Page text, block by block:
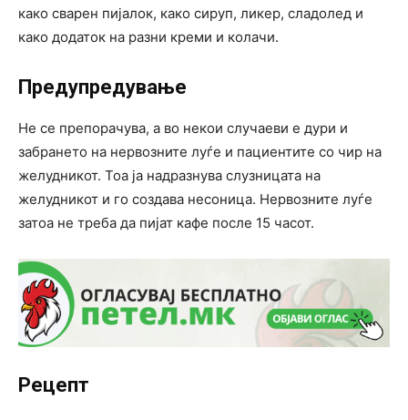
како сварен пијалок, како сируп, ликер, сладолед и
како додаток на разни креми и колачи.
Предупредување
Не се препорачува, а во некои случаеви е дури и
забрането на нервозните луѓе и пациентите со чир на
желудникот. Тоа ја надразнува слузницата на
желудникот и го создава несоница. Нервозните луѓе
затоа не треба да пијат кафе после 15 часот.
Рецепт